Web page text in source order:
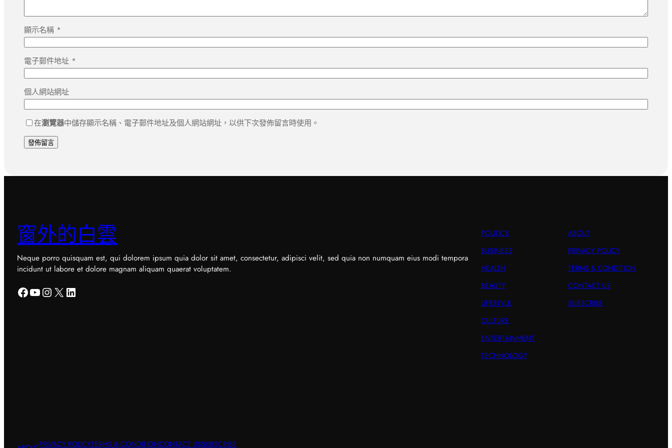
顯示名稱 *
電子郵件地址 *
個人網站網址
在瀏覽器中儲存顯示名稱、電子郵件地址及個人網站網址，以供下次發佈留言時使用。
窗外的白雲
Neque porro quisquam est, qui dolorem ipsum quia dolor sit amet, consectetur, adipisci velit, sed quia non numquam eius modi tempora
incidunt ut labore et dolore magnam aliquam quaerat voluptatem.
Facebook YouTube Instagram X LinkedIn
POLITICS
BUSINESS
HEALTH
BEAUTY
LIFESTYLE
CULTURE
ENTERTAINMENT
TECHNOLOGY
ABOUT
PRIVACY POLICY
TERMS & CONDITION
CONTACT US
SUBSCRIBE
PRIVACY POLICYTERMS & CONDITIONCONTACT USSUBSCRIBE